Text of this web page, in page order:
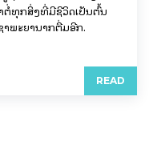
ຕໍ່ທຸກສິ່ງທີ່ມີຊີວິດເປັນຕົ້ນ
ພະຍານາກຕື່ມອີກ.
READ